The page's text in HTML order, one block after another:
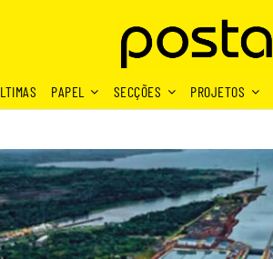
PAPEL SECÇÕES PROJETOS